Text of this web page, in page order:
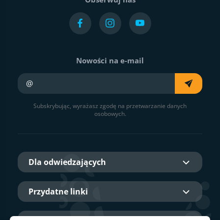
Nowości na e-mail
Subskrybując, wyrażasz zgodę na przetwarzanie danych
osobowych.
Dla odwiedzających
Przydatne linki